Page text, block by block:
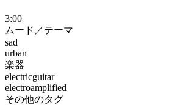
3:00
ムード／テーマ
sad
urban
楽器
electricguitar
electroamplified
その他のタグ